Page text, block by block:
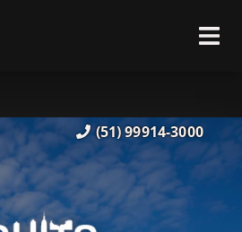
(51) 99914-3000